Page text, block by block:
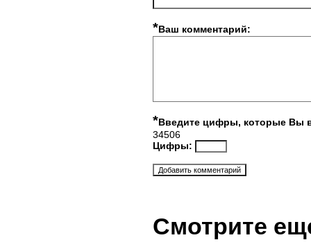
*Ваш комментарий:
*Введите цифры, которые Вы
34506
Цифры:
Смотрите